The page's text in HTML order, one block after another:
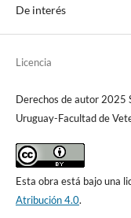
De interés
Licencia
Derechos de autor 2025
Uruguay-Facultad de
Esta obra está bajo una
Atribución 4.0.